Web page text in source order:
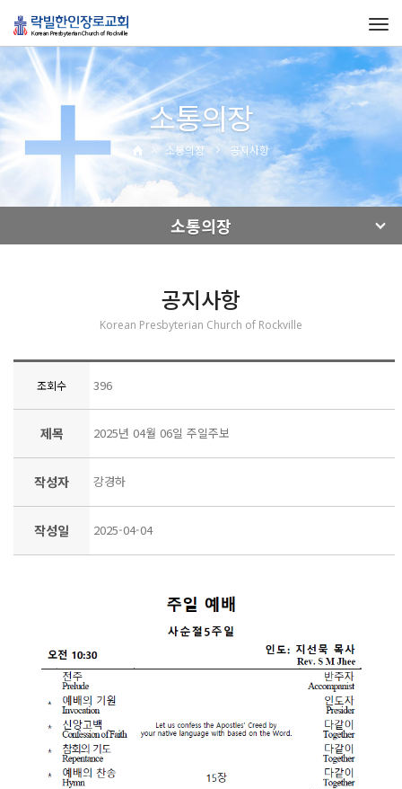
소통의장
소통의장 공지사항
소통의장
공지사항
Korean Presbyterian Church of Rockville
조회수 396
제목 2025년 04월 06일 주일주보
작성자 강경하
작성일 2025-04-04